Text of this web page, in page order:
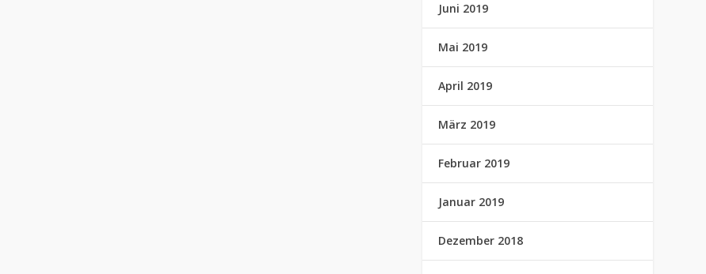
Juni 2019
Mai 2019
April 2019
März 2019
Februar 2019
Januar 2019
Dezember 2018